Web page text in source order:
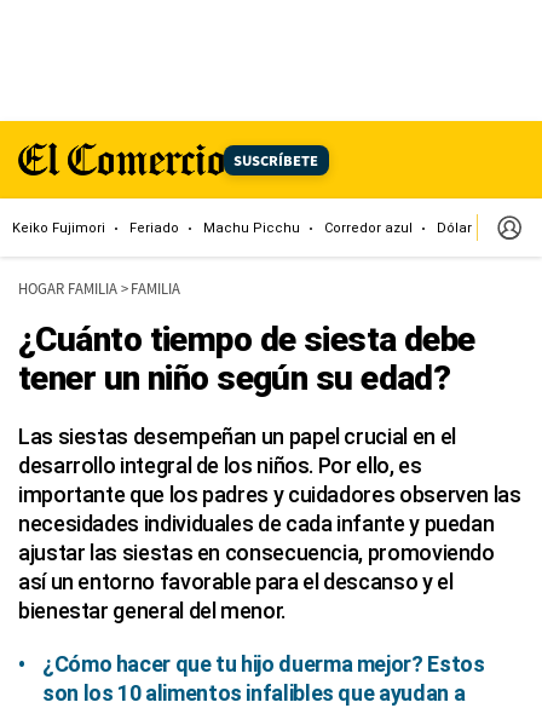
SUSCRÍBETE
Keiko Fujimori Feriado Machu Picchu Corredor azul Dólar
HOGAR FAMILIA> FAMILIA
¿Cuánto tiempo de siesta debe
tener un niño según su edad?
Las siestas desempeñan un papel crucial en el
desarrollo integral de los niños. Por ello, es
importante que los padres y cuidadores observen las
necesidades individuales de cada infante y puedan
ajustar las siestas en consecuencia, promoviendo
así un entorno favorable para el descanso y el
bienestar general del menor.
¿Cómo hacer que tu hijo duerma mejor? Estos
son los 10 alimentos infalibles que ayudan a